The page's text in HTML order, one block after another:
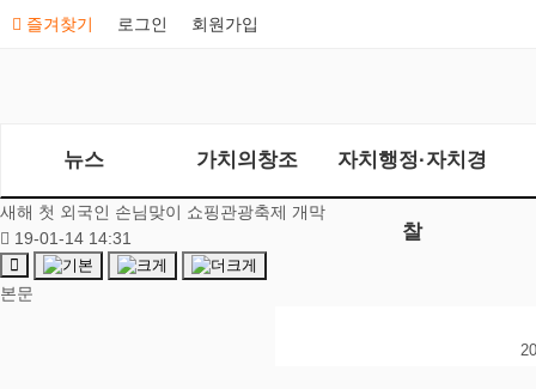
즐겨찾기 로그인 회원가입
뉴스 가치의창조 자치행정·자치경
찰
새해 첫 외국인 손님맞이 쇼핑관광축제 개막
19-01-14 14:31
본문